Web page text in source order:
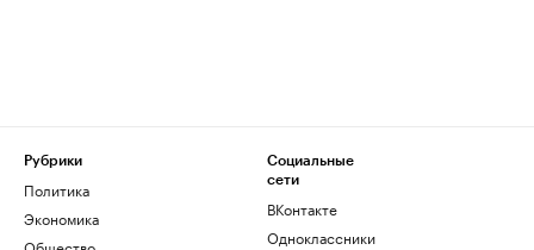
Рубрики
Политика
Экономика
Социальные
сети
ВКонтакте
Одноклассники